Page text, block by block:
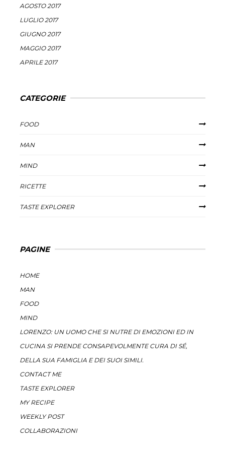
AGOSTO 2017
LUGLIO 2017
GIUGNO 2017
MAGGIO 2017
APRILE 2017
CATEGORIE
FOOD
MAN
MIND
RICETTE
TASTE EXPLORER
PAGINE
HOME
MAN
FOOD
MIND
LORENZO: UN UOMO CHE SI NUTRE DI EMOZIONI ED IN
CUCINA SI PRENDE CONSAPEVOLMENTE CURA DI SÉ,
DELLA SUA FAMIGLIA E DEI SUOI SIMILI.
CONTACT ME
TASTE EXPLORER
MY RECIPE
WEEKLY POST
COLLABORAZIONI